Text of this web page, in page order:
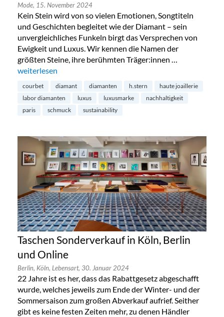
Mode, 15. November 2024
Kein Stein wird von so vielen Emotionen, Songtiteln
und Geschichten begleitet wie der Diamant – sein
unvergleichliches Funkeln birgt das Versprechen von
Ewigkeit und Luxus. Wir kennen die Namen der
größten Steine, ihre berühmten Träger:innen …
„Diamanten aus dem Labor – die Zukunft?“
weiterlesen
courbet diamant diamanten h.stern
haute joaillerie
labor diamanten
luxus luxusmarke
nachhaltigkeit
paris
schmuck sustainability
Taschen Sonderverkauf in Köln, Berlin
und Online
Berlin, Köln, Lebensart, 30. Januar 2024
22 Jahre ist es her, dass das Rabattgesetz abgeschafft
wurde, welches jeweils zum Ende der Winter- und der
Sommersaison zum großen Abverkauf aufrief. Seither
gibt es keine festen Zeiten mehr, zu denen Händler